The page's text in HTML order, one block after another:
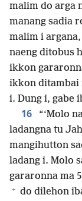
malim do arga
manang sadia
malim i
naeng ditobus
ikkon
ikkon ditambai
i. Dung i, gabe
16
“‘Molo
ladangna tu
mangihutton
ladang i. Molo
gararonna ma
+ do dilehon